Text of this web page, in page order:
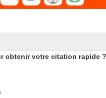
obtenir votre citation rapide ?